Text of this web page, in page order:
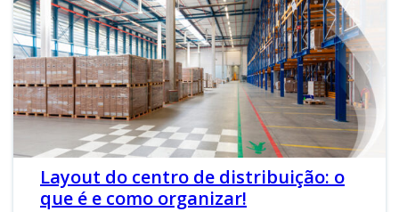
Layout do centro de distribuição: o
que é e como organizar!